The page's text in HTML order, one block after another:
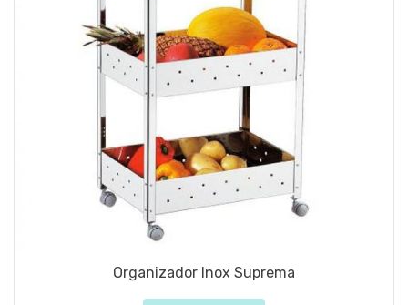
Organizador Inox Suprema